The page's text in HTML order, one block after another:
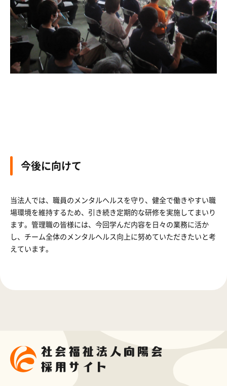
今後に向けて
当法人では、職員のメンタルヘルスを守り、健全で働きやすい職
場環境を維持するため、引き続き定期的な研修を実施してまいり
ます。管理職の皆様には、今回学んだ内容を日々の業務に活か
し、チーム全体のメンタルヘルス向上に努めていただきたいと考
えています。